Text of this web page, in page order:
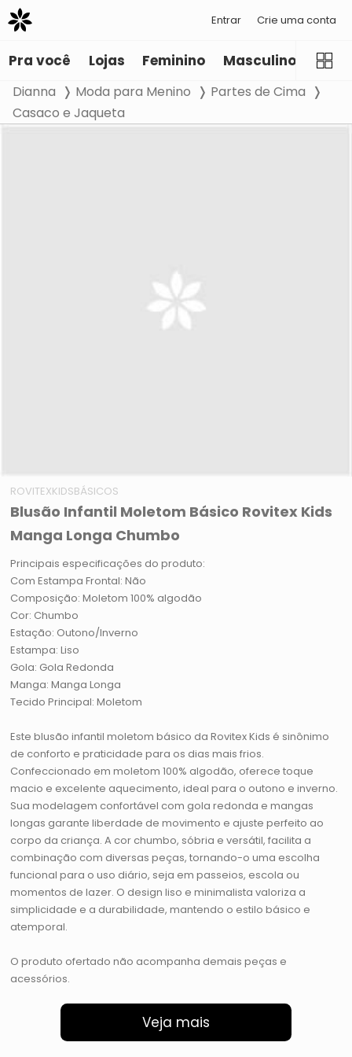
Entrar Crie uma conta
Pra você Lojas Feminino Masculino
Dianna Moda para Menino
Partes de Cima
Casaco e Jaqueta
ROVITEXKIDSBÁSICOS
Blusão Infantil Moletom Básico Rovitex Kids
Manga Longa Chumbo
Principais especificações do produto:
Com Estampa Frontal: Não
Composição: Moletom 100% algodão
Cor: Chumbo
Estação: Outono/Inverno
Estampa: Liso
Gola: Gola Redonda
Manga: Manga Longa
Tecido Principal: Moletom
Este blusão infantil moletom básico da Rovitex Kids é sinônimo
de conforto e praticidade para os dias mais frios.
Confeccionado em moletom 100% algodão, oferece toque
macio e excelente aquecimento, ideal para o outono e inverno.
Sua modelagem confortável com gola redonda e mangas
longas garante liberdade de movimento e ajuste perfeito ao
corpo da criança. A cor chumbo, sóbria e versátil, facilita a
combinação com diversas peças, tornando-o uma escolha
funcional para o uso diário, seja em passeios, escola ou
momentos de lazer. O design liso e minimalista valoriza a
simplicidade e a durabilidade, mantendo o estilo básico e
atemporal.
O produto ofertado não acompanha demais peças e
acessórios.
Veja mais